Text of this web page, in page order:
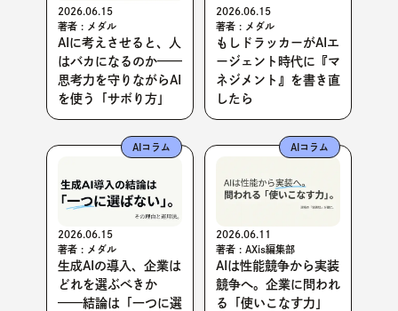
2026.06.15
著者 : メダル
AIに考えさせると、人
はバカになるのか——
思考力を守りながらAI
を使う「サボり方」
2026.06.15
著者 : メダル
もしドラッカーがAIエ
ージェント時代に『マ
ネジメント』を書き直
したら
2026.06.15
著者 : メダル
生成AIの導入、企業は
どれを選ぶべきか
——結論は「一つに選
AIコラム
2026.06.11
著者 : AXis編集部
AIは性能競争から実装
競争へ。企業に問われ
る「使いこなす力」
AIコラム